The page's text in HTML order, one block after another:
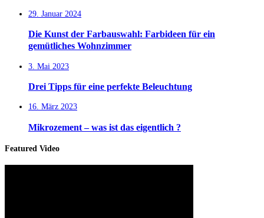
29. Januar 2024
Die Kunst der Farbauswahl: Farbideen für ein
gemütliches Wohnzimmer
3. Mai 2023
Drei Tipps für eine perfekte Beleuchtung
16. März 2023
Mikrozement – was ist das eigentlich ?
Featured Video